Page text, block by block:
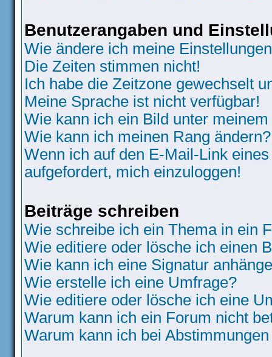
Benutzerangaben und
Wie ändere ich meine
Die Zeiten stimmen nicht!
Ich habe die Zeitzone gewechselt
Meine Sprache ist nicht verfügbar!
Wie kann ich ein Bild unter
Wie kann ich meinen Rang ändern?
Wenn ich auf den E-Mail-Link
aufgefordert, mich einzuloggen!
Beiträge schreiben
Wie schreibe ich ein Thema in ein
Wie editiere oder lösche ich einen
Wie kann ich eine Signatur
Wie erstelle ich eine Umfrage?
Wie editiere oder lösche ich eine
Warum kann ich ein Forum nicht
Warum kann ich bei